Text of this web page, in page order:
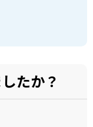
たか？